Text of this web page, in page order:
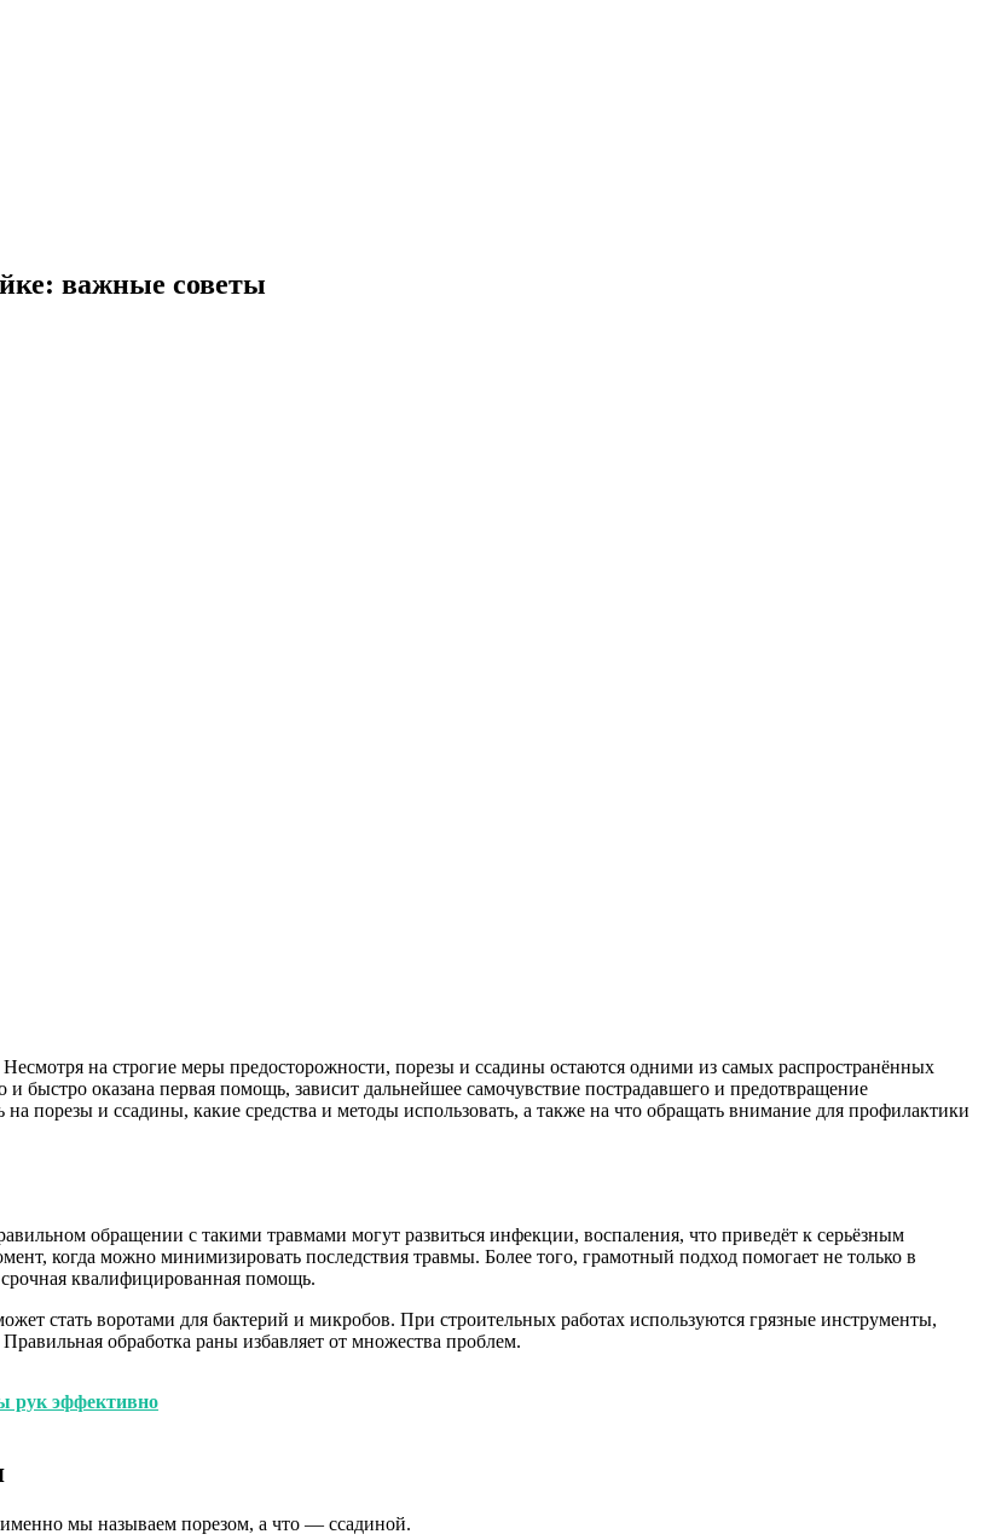
важные советы
на строгие меры предосторожности, порезы и ссадины остаются одними из самых распространённых
быстро оказана первая помощь, зависит дальнейшее самочувствие пострадавшего и предотвращение
порезы и ссадины, какие средства и методы использовать, а также на что обращать внимание для профилактики
обращении с такими травмами могут развиться инфекции, воспаления, что приведёт к серьёзным
когда можно минимизировать последствия травмы. Более того, грамотный подход помогает не только в
квалифицированная помощь.
стать воротами для бактерий и микробов. При строительных работах используются грязные инструменты,
обработка раны избавляет от множества проблем.
рук эффективно
мы называем порезом, а что — ссадиной.